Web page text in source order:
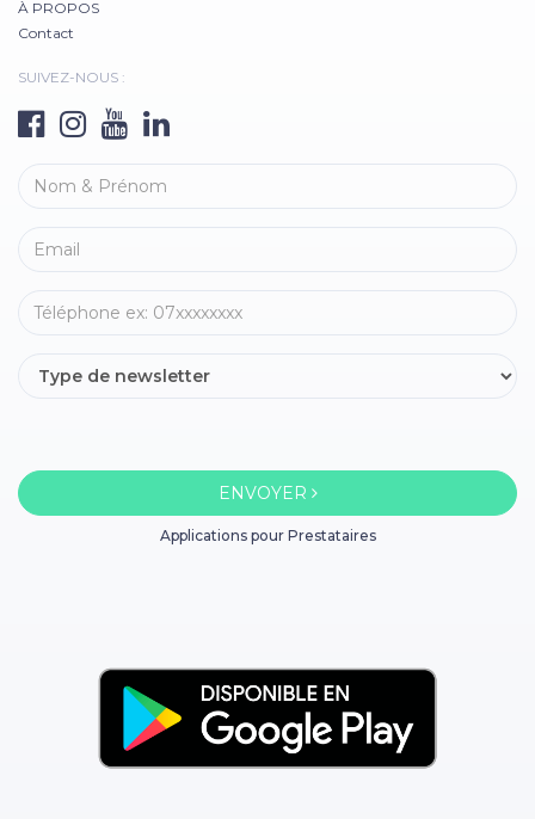
À PROPOS
Contact
SUIVEZ-NOUS :
ENVOYER
Applications pour Prestataires